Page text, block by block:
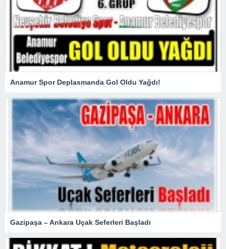
Anamur Spor Deplasmanda Gol Oldu Yağdı!
Gazipaşa – Ankara Uçak Seferleri Başladı